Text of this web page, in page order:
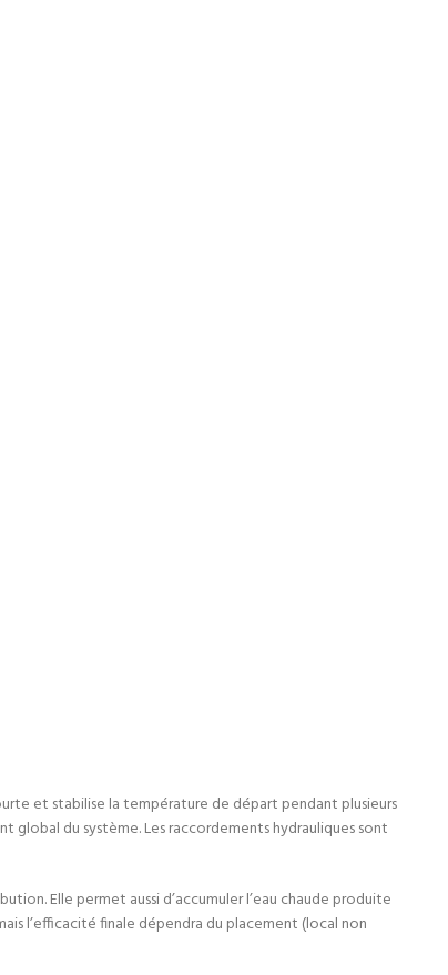
et stabilise la température de départ pendant plusieurs
du système. Les raccordements hydrauliques sont
Elle permet aussi d’accumuler l’eau chaude produite
l’efficacité finale dépendra du placement (local non